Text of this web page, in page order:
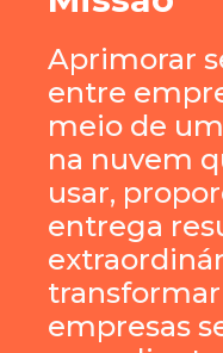
Aprimorar
entre
meio de
na nuvem
usar,
entrega
empresas